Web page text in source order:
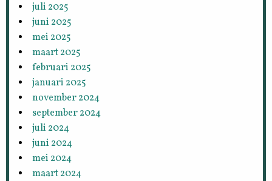
juli 2025
juni 2025
mei 2025
maart 2025
februari 2025
januari 2025
november 2024
september 2024
juli 2024
juni 2024
mei 2024
maart 2024